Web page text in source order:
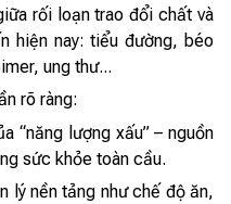
rối loạn trao đổi chất và
hiện nay: tiểu đường, béo
ung thư...
rõ ràng:
“năng lượng xấu” – nguồn
sức khỏe toàn cầu.
lý nền tảng như chế độ ăn,